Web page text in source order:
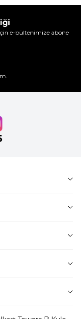
e-bültenimize abone